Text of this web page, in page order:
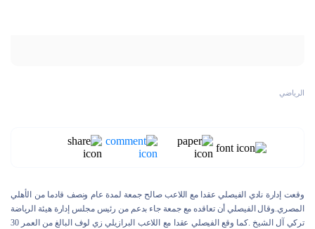
الرياضي
وقعت إدارة نادي الفيصلي عقدا مع اللاعب صالح جمعة لمدة عام ونصف قادما من الأهلي
المصري.وقال الفيصلي أن تعاقده مع جمعة جاء بدعم من رئيس مجلس إدارة هيئة الرياضة
تركي آل الشيخ .كما وقع الفيصلي عقدا مع اللاعب البرازيلي زي لوف البالغ من العمر 30